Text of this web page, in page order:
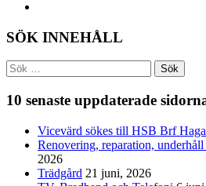
SÖK INNEHÅLL
Sök
efter:
10 senaste uppdaterade
Vicevärd sökes till HSB Brf
Renovering, reparation,
2026
Trädgård 21 juni, 2026